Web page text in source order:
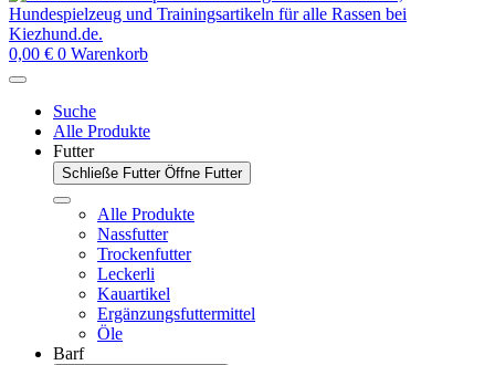
0,00 € 0 Warenkorb
Suche
Alle Produkte
Futter
Schließe Futter Öffne Futter
Alle Produkte
Nassfutter
Trockenfutter
Leckerli
Kauartikel
Ergänzungsfuttermittel
Öle
Barf